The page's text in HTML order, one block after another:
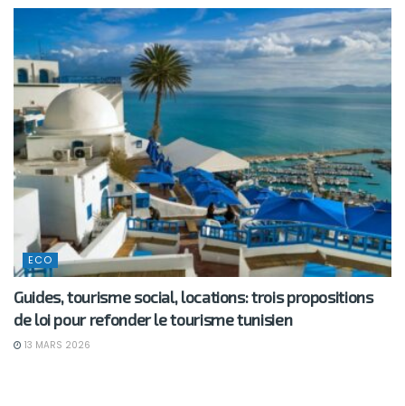
ECO
Guides, tourisme social, locations: trois propositions
de loi pour refonder le tourisme tunisien
13 MARS 2026